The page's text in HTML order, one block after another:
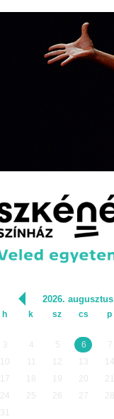
2026. augusztus
h k sz cs p
3
5 6 7
12 13
17
19 20 21
24
25 26 27 28
31